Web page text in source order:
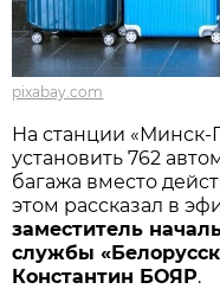
pixabay.com
На станции
установить 762
багажа вместо
этом рассказал в
заместитель
службы
Константин БОЯР.